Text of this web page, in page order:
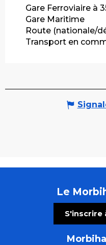
Gare Ferroviaire à
Gare Maritime
Route (nationale/
Transport en
Le
S'inscrire